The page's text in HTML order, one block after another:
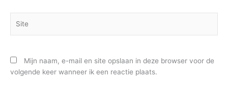
Mijn naam, e-mail en site opslaan in deze browser voor de
volgende keer wanneer ik een reactie plaats.